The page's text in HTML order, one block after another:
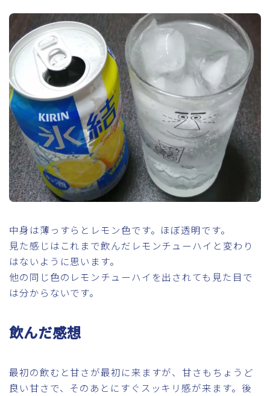
中身は薄っすらとレモン色です。ほぼ透明です。
見た感じはこれまで飲んだレモンチューハイと変わり
はないように思います。
他の同じ色のレモンチューハイを出されても見た目で
は分からないです。
飲んだ感想
最初の飲むと甘さが最初に来ますが、甘さもちょうど
良い甘さで、そのあとにすぐスッキリ感が来ます。後